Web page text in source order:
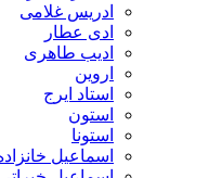
ادریس غلامی
ادی عطار
ادیب طاهری
اروین
استاد ایرج
استون
استونا
اسماعیل